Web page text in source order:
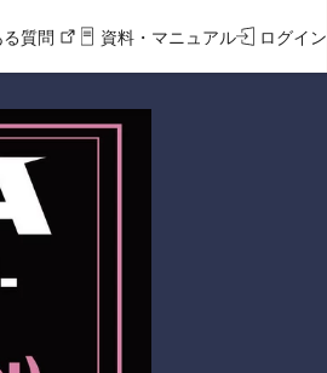
質問 資料・マニュアル ログイン